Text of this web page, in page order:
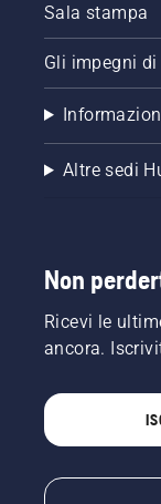
Sala stampa
Gli impegni
Altre sedi
Non
Ricevi le
ancora.